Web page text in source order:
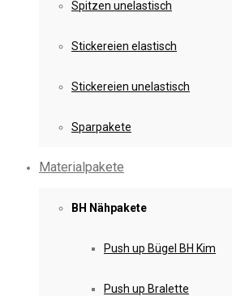
Spitzen unelastisch
Stickereien elastisch
Stickereien unelastisch
Sparpakete
Materialpakete
BH Nähpakete
Push up Bügel BH Kim
Push up Bralette